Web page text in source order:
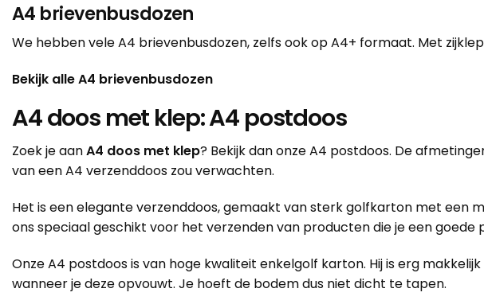
A4 brievenbusdozen
We hebben vele A4 brievenbusdozen, zelfs ook op A4+ formaat. Met
Bekijk alle A4 brievenbusdozen
A4 doos met klep: A4 postdoos
Zoek je aanA4 doos met klep? Bekijk dan onze A4 postdoos. De
van een A4 verzenddoos zou verwachten.
Het is een elegante verzenddoos, gemaakt van sterk golfkarton met een
ons speciaal geschikt voor het verzenden van producten die je een goede
Onze A4 postdoos is van hoge kwaliteit enkelgolf karton. Hij is erg
wanneer je deze opvouwt. Je hoeft de bodem dus niet dicht te tapen.